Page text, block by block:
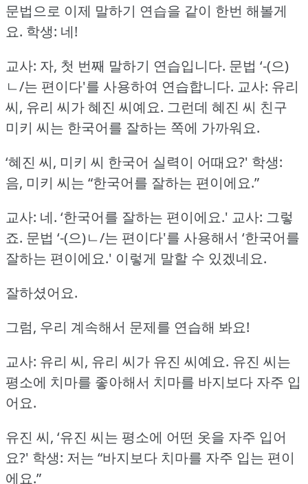
문법으로 이제 말하기 연습을 같이 한번 해볼게
요. 학생: 네!
교사: 자, 첫 번째 말하기 연습입니다. 문법 ‘-(으)
ㄴ/는 편이다'를 사용하여 연습합니다. 교사: 유리
씨, 유리 씨가 혜진 씨예요. 그런데 혜진 씨 친구
미키 씨는 한국어를 잘하는 쪽에 가까워요.
‘혜진 씨, 미키 씨 한국어 실력이 어때요?' 학생:
음, 미키 씨는 “한국어를 잘하는 편이에요.”
교사: 네. ‘한국어를 잘하는 편이에요.' 교사: 그렇
죠. 문법 ‘-(으)ㄴ/는 편이다'를 사용해서 ‘한국어를
잘하는 편이에요.' 이렇게 말할 수 있겠네요.
잘하셨어요.
그럼, 우리 계속해서 문제를 연습해 봐요!
교사: 유리 씨, 유리 씨가 유진 씨예요. 유진 씨는
평소에 치마를 좋아해서 치마를 바지보다 자주 입
어요.
유진 씨, ‘유진 씨는 평소에 어떤 옷을 자주 입어
요?' 학생: 저는 “바지보다 치마를 자주 입는 편이
에요.”